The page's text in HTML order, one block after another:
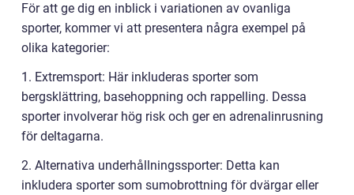
För att ge dig en inblick i variationen av ovanliga
sporter, kommer vi att presentera några exempel på
olika kategorier:
1. Extremsport: Här inkluderas sporter som
bergsklättring, basehoppning och rappelling. Dessa
sporter involverar hög risk och ger en adrenalinrusning
för deltagarna.
2. Alternativa underhållningssporter: Detta kan
inkludera sporter som sumobrottning för dvärgar eller